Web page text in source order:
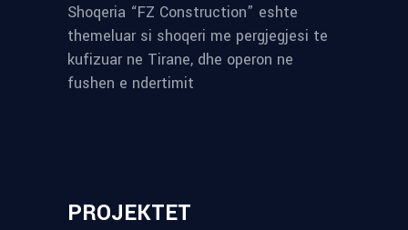
Shoqeria “FZ Construction” eshte
themeluar si shoqeri me pergjegjesi te
kufizuar ne Tirane, dhe operon ne
fushen e ndertimit
PROJEKTET